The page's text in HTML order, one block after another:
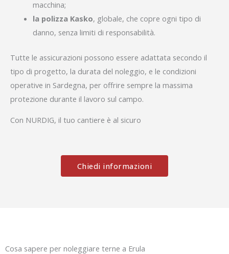
macchina;
la polizza Kasko, globale, che copre ogni tipo di
danno, senza limiti di responsabilità.
Tutte le assicurazioni possono essere adattata secondo il
tipo di progetto, la durata del noleggio, e le condizioni
operative in Sardegna, per offrire sempre la massima
protezione durante il lavoro sul campo.
Con NURDIG, il tuo cantiere è al sicuro
Chiedi informazioni
Cosa sapere per noleggiare terne a Erula